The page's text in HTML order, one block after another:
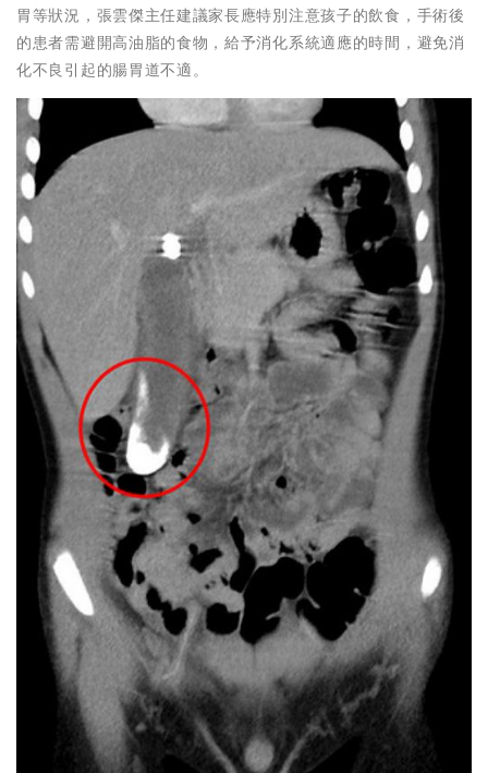
胃等狀況，張雲傑主任建議家長應特別注意孩子的飲食，手術後
的患者需避開高油脂的食物，給予消化系統適應的時間，避免消
化不良引起的腸胃道不適。